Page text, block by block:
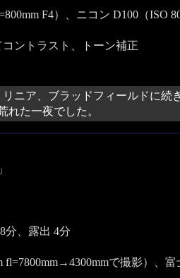
F4）、ニコン D100（
ントラスト、トーン補正
ニア、ブラッドフィールドに続
れた一夜でした。
分、露出 4分
で撮影）、富